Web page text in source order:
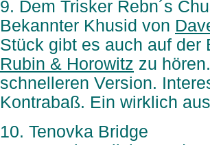
9. Dem Trisker Rebn´s
Bekannter Khusid von
Stück gibt es auch auf der
Rubin & Horowitz zu
schnelleren Version.
Kontrabaß. Ein wirklich
10. Tenovka Bridge